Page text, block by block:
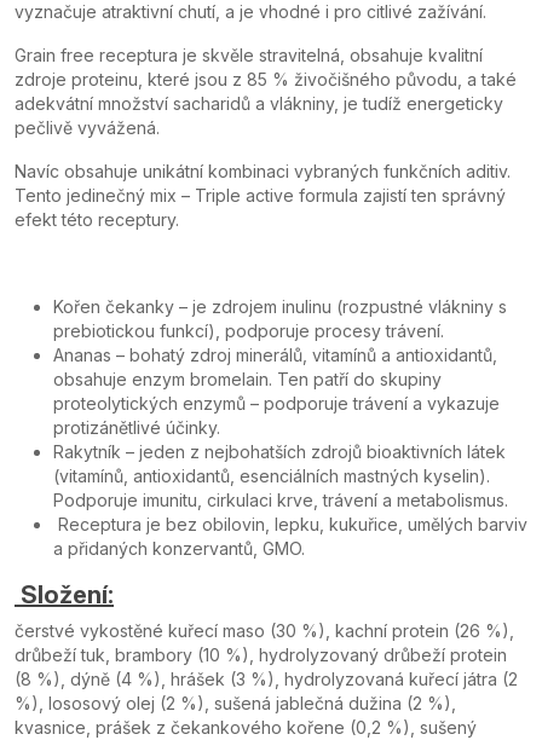
vyznačuje atraktivní chutí, a je vhodné i pro citlivé zažívání.
Grain free receptura je skvěle stravitelná, obsahuje kvalitní
zdroje proteinu, které jsou z 85 % živočišného původu, a také
adekvátní množství sacharidů a vlákniny, je tudíž energeticky
pečlivě vyvážená.
Navíc obsahuje unikátní kombinaci vybraných funkčních aditiv.
Tento jedinečný mix – Triple active formula zajistí ten správný
efekt této receptury.
Kořen čekanky – je zdrojem inulinu (rozpustné vlákniny s
prebiotickou funkcí), podporuje procesy trávení.
Ananas – bohatý zdroj minerálů, vitamínů a antioxidantů,
obsahuje enzym bromelain. Ten patří do skupiny
proteolytických enzymů – podporuje trávení a vykazuje
protizánětlivé účinky.
Rakytník – jeden z nejbohatších zdrojů bioaktivních látek
(vitamínů, antioxidantů, esenciálních mastných kyselin).
Podporuje imunitu, cirkulaci krve, trávení a metabolismus.
Receptura je bez obilovin, lepku, kukuřice, umělých barviv
a přidaných konzervantů, GMO.
Složení:
čerstvé vykostěné kuřecí maso (30 %), kachní protein (26 %),
drůbeží tuk, brambory (10 %), hydrolyzovaný drůbeží protein
(8 %), dýně (4 %), hrášek (3 %), hydrolyzovaná kuřecí játra (2
%), lososový olej (2 %), sušená jablečná dužina (2 %),
kvasnice, prášek z čekankového kořene (0,2 %), sušený